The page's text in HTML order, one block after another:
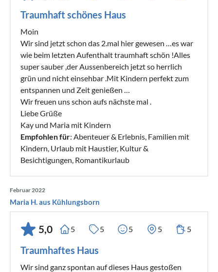
Traumhaft schönes Haus
Moin
Wir sind jetzt schon das 2.mal hier gewesen …es war
wie beim letzten Aufenthalt traumhaft schön !Alles
super sauber ,der Aussenbereich jetzt so herrlich
grün und nicht einsehbar .Mit Kindern perfekt zum
entspannen und Zeit genießen …
Wir freuen uns schon aufs nächste mal .
Liebe Grüße
Kay und Maria mit Kindern
Empfohlen für: Abenteuer & Erlebnis, Familien mit
Kindern, Urlaub mit Haustier, Kultur &
Besichtigungen, Romantikurlaub
Februar 2022
Maria H. aus Kühlungsborn
5,0 5 5 5 5 5
Traumhaftes Haus
Wir sind ganz spontan auf dieses Haus gestoßen